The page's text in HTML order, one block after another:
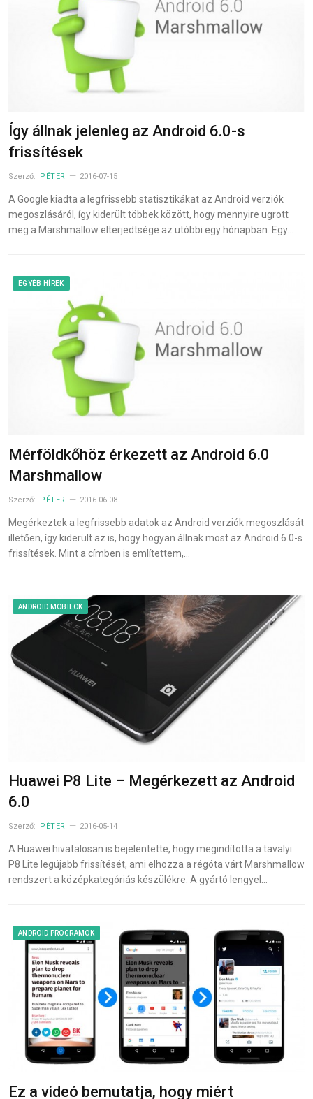
Így állnak jelenleg az Android 6.0-s
frissítések
Szerző: PÉTER 2016-07-15
A Google kiadta a legfrissebb statisztikákat az Android verziók
megoszlásáról, így kiderült többek között, hogy mennyire ugrott
meg a Marshmallow elterjedtsége az utóbbi egy hónapban. Egy…
EGYÉB HÍREK
Mérföldkőhöz érkezett az Android 6.0
Marshmallow
Szerző: PÉTER 2016-06-08
Megérkeztek a legfrissebb adatok az Android verziók megoszlását
illetően, így kiderült az is, hogy hogyan állnak most az Android 6.0-s
frissítések. Mint a címben is említettem,…
ANDROID MOBILOK
Huawei P8 Lite – Megérkezett az Android
6.0
Szerző: PÉTER 2016-05-14
A Huawei hivatalosan is bejelentette, hogy megindította a tavalyi
P8 Lite legújabb frissítését, ami elhozza a régóta várt Marshmallow
rendszert a középkategóriás készülékre. A gyártó lengyel…
ANDROID PROGRAMOK
Ez a videó bemutatja, hogy miért